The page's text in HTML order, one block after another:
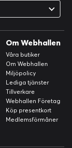
Om Webhallen
Våra butiker
Om Webhallen
Miljöpolicy
Lediga tjänster
Tillverkare
Webhallen Företag
Köp presentkort
Medlemsförmåner